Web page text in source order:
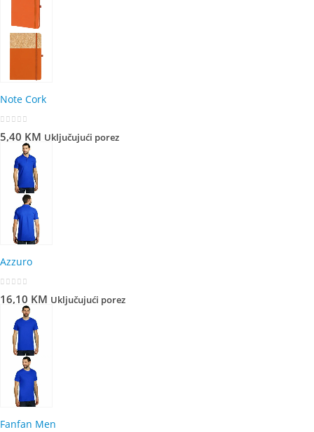
Note Cork
5,40 KM Uključujući porez
Azzuro
16,10 KM Uključujući porez
Fanfan Men